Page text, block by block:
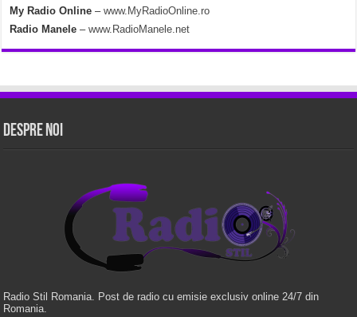
My Radio Online –www.MyRadioOnline.ro
Radio Manele–www.RadioManele.net
Despre Noi
Radio Stil Romania. Post de radio cu emisie exclusiv online 24/7 din
Romania.